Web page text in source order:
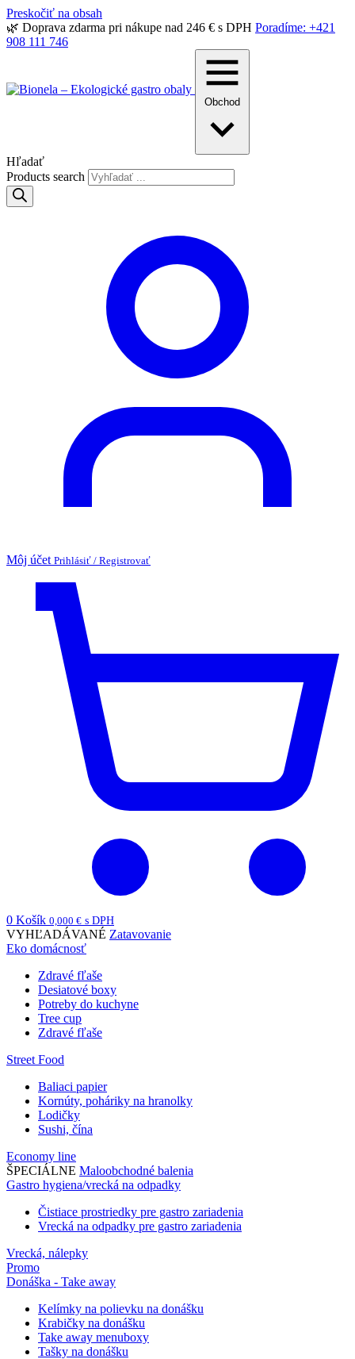
Preskočiť na obsah
🌿 Doprava zdarma pri nákupe nad 246 € s DPH Poradíme: +421
908 111 746
Obchod
Hľadať
Products search
Môj účet Prihlásiť / Registrovať
0 Košík 0,000 € s DPH
VYHĽADÁVANÉ Zatavovanie
Eko domácnosť
Zdravé fľaše
Desiatové boxy
Potreby do kuchyne
Tree cup
Zdravé fľaše
Street Food
Baliaci papier
Kornúty, poháriky na hranolky
Lodičky
Sushi, čína
Economy line
ŠPECIÁLNE Maloobchodné balenia
Gastro hygiena/vrecká na odpadky
Čistiace prostriedky pre gastro zariadenia
Vrecká na odpadky pre gastro zariadenia
Vrecká, nálepky
Promo
Donáška - Take away
Kelímky na polievku na donášku
Krabičky na donášku
Take away menuboxy
Tašky na donášku